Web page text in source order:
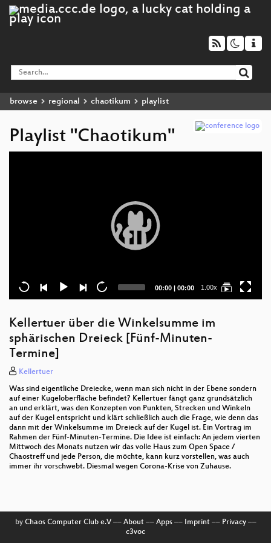
browse regional chaotikum playlist
Playlist "Chaotikum"
Current
00:00 | Total
00:00 1.00x
Kellertuer über die Winkelsumme im
sphärischen Dreieck [Fünf-Minuten-
Termine]
Kellertuer
Was sind eigentliche Dreiecke, wenn man sich nicht in der Ebene sondern
auf einer Kugeloberfläche befindet? Kellertuer fängt ganz grundsätzlich
an und erklärt, was den Konzepten von Punkten, Strecken und Winkeln
auf der Kugel entspricht und klärt schließlich auch die Frage, wie denn das
dann mit der Winkelsumme im Dreieck auf der Kugel ist. Ein Vortrag im
Rahmen der Fünf-Minuten-Termine. Die Idee ist einfach: An jedem vierten
Mittwoch des Monats nutzen wir das volle Haus zum Open Space /
Chaostreff und jede Person, die möchte, kann kurz vorstellen, was auch
immer ihr vorschwebt. Diesmal wegen Corona-Krise von Zuhause.
by Chaos Computer Club e.V–– About–– Apps–– Imprint–– Privacy––
c3voc